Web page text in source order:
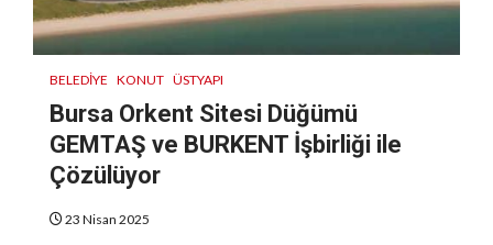
BELEDIYE KONUT ÜSTYAPI
Bursa Orkent Sitesi Düğümü
GEMTAŞ ve BURKENT İşbirliği ile
Çözülüyor
23 Nisan 2025